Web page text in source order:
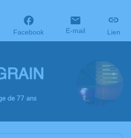
Facebook E-mail Lien
de 77 ans